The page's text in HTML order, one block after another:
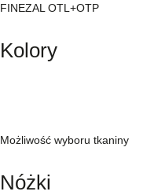
FINEZAL OTL+OTP
Kolory
Możliwość wyboru tkaniny
Nóżki